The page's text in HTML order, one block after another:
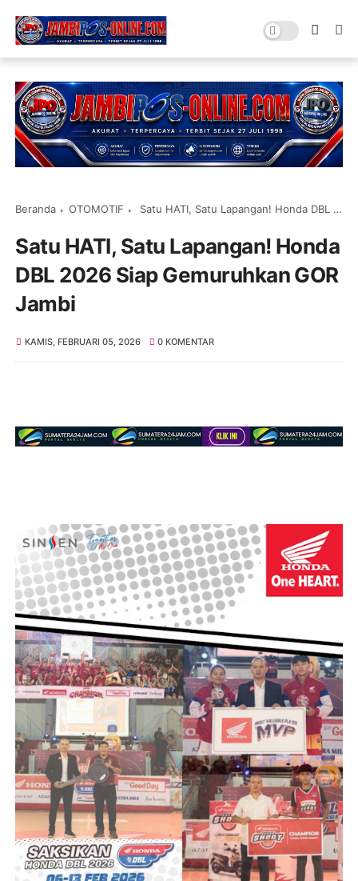
Beranda OTOMOTIF Satu HATI, Satu Lapangan! Honda DBL 2026 Siap Gemuruhkan GOR Jambi
Satu HATI, Satu Lapangan! Honda
DBL 2026 Siap Gemuruhkan GOR
Jambi
KAMIS, FEBRUARI 05, 2026 0 KOMENTAR